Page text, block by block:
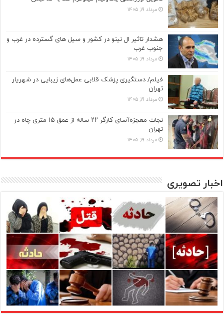
مرداد ۱۹, ۱۴۰۵
هشدار تاثیر ال نینو در کشور و سیل های گسترده در غرب و
جنوب غرب
مرداد ۱۹, ۱۴۰۵
فیلم/ دستگیری پزشک قلابی عمل‌های زیبایی در شهریار
تهران
مرداد ۱۹, ۱۴۰۵
نجات معجزه‌آسای کارگر ۲۲ ساله از عمق ۱۵ متری چاه در
تهران
مرداد ۱۹, ۱۴۰۵
اخبار تصویری